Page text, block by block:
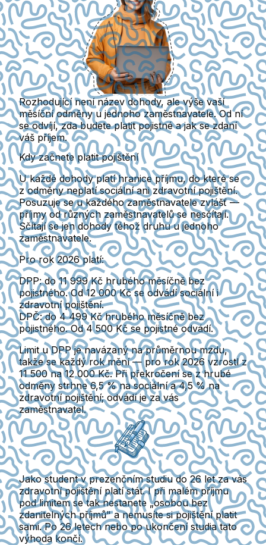
Rozhodující není název dohody, ale výše vaší
měsíční odměny u jednoho zaměstnavatele. Od ní
se odvíjí, zda budete platit pojistné a jak se zdaní
váš příjem.
Kdy začnete platit pojištění
U každé dohody platí hranice příjmu, do které se
z odměny neplatí sociální ani zdravotní pojištění.
Posuzuje seu každého zaměstnavatele zvlášť—
příjmy od různých zaměstnavatelů se nesčítají.
Sčítají se jen dohody téhož druhu u jednoho
zaměstnavatele.
Pro rok 2026 platí:
DPP:do11 999 Kč hrubého měsíčně bez
pojistného. Od12 000 Kčse odvádí sociální i
zdravotní pojištění.
DPČ:do 4 499 Kčhrubého měsíčně bez
pojistného. Od4 500 Kčse pojistné odvádí.
Limit u DPP je navázaný na průměrnou mzdu,
takže se každý rok mění — pro rok 2026 vzrostl z
11 500 na12 000 Kč. Při překročení se z hrubé
odměny strhne6,5 % na sociálnía4,5 % na
zdravotní pojištění; odvádí je za vás
zaměstnavatel.
Jako student v prezenčním studiu do 26 let za vás
zdravotní pojištění platí stát. I při malém příjmu
pod limitem se tak nestanete „osobou bez
zdanitelných příjmů" a nemusíte si pojištění platit
sami. Po 26 letech nebo po ukončení studia tato
výhoda končí.